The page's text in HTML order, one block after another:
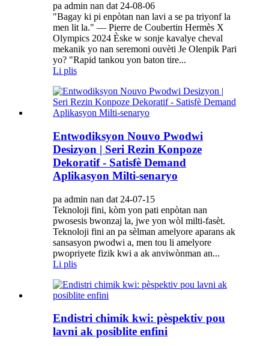
pa admin nan dat 24-08-06
"Bagay ki pi enpòtan nan lavi a se pa triyonf la
men lit la." — Pierre de Coubertin Hermès X
Olympics 2024 Èske w sonje kavalye cheval
mekanik yo nan seremoni ouvèti Je Olenpik Pari
yo? "Rapid tankou yon baton tire...
Li plis
Entwodiksyon Nouvo Pwodwi
Desizyon | Seri Rezin Konpoze
Dekoratif - Satisfè Demand
Aplikasyon Milti-senaryo
pa admin nan dat 24-07-15
Teknoloji fini, kòm yon pati enpòtan nan
pwosesis bwonzaj la, jwe yon wòl milti-fasèt.
Teknoloji fini an pa sèlman amelyore aparans ak
sansasyon pwodwi a, men tou li amelyore
pwopriyete fizik kwi a ak anviwònman an...
Li plis
Endistri chimik kwi: pèspektiv pou
lavni ak posiblite enfini